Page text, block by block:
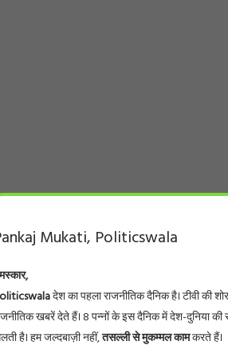
Mukati, Politicswala
देश का पहला राजनीतिक दैनिक है। टीवी की
खबरें देते हैं। 8 पन्नों के इस दैनिक में देश-दुनिया की
है। हम जल्दबाज़ी नहीं,तसल्ली से मुकम्मल कामकरते हैं।